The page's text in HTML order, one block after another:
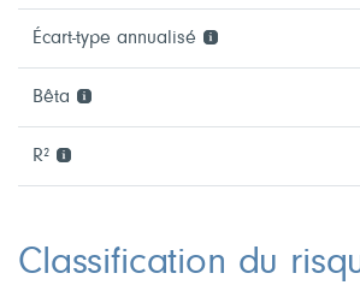
Écart-type annualisé
Bêta
R²
Classification du